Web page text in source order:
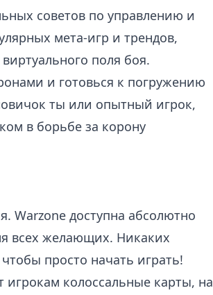
советов по управлению и
мета-игр и трендов,
поля боя.
и готовься к погружению
ты или опытный игрок,
в борьбе за корону
Warzone доступна абсолютно
всех желающих. Никаких
просто начать играть!
игрокам колоссальные карты, на